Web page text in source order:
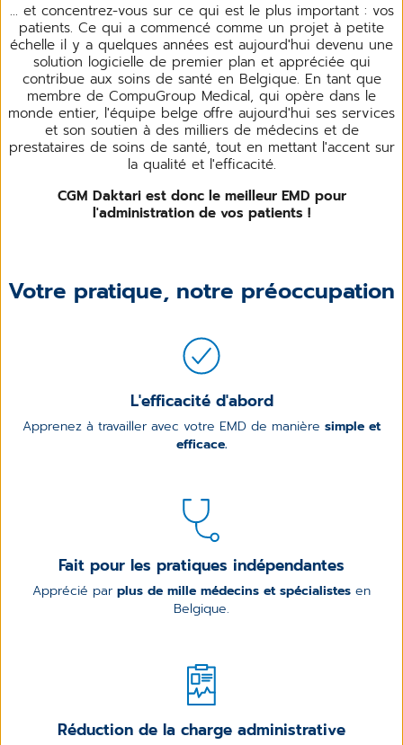
... et concentrez-vous sur ce qui est le plus important : vos
patients. Ce qui a commencé comme un projet à petite
échelle il y a quelques années est aujourd'hui devenu une
solution logicielle de premier plan et appréciée qui
contribue aux soins de santé en Belgique. En tant que
membre de CompuGroup Medical, qui opère dans le
monde entier, l'équipe belge offre aujourd'hui ses services
et son soutien à des milliers de médecins et de
prestataires de soins de santé, tout en mettant l'accent sur
la qualité et l'efficacité.
CGM Daktari est donc le meilleur EMD pour
l'administration de vos patients !
Votre pratique, notre préoccupation
L'efficacité d'abord
Apprenez à travailler avec votre EMD de manière simple et
efficace.
Fait pour les pratiques indépendantes
Apprécié par plus de mille médecins et spécialistes en
Belgique.
Réduction de la charge administrative